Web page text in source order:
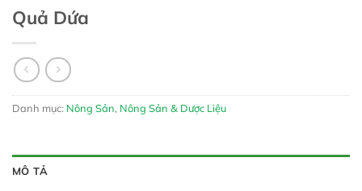
Quả Dứa
Danh mục: Nông Sản, Nông Sản & Dược Liệu
MÔ TẢ